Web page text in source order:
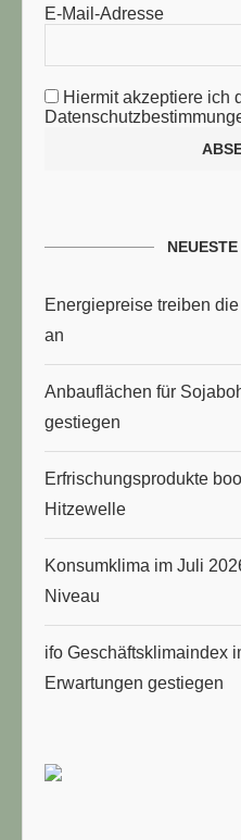
E-Mail-Adresse
Hiermit akzeptiere ich
Energiepreise treiben
an
Anbauflächen für
gestiegen
Erfrischungsprodukte
Hitzewelle
Konsumklima im Juli
Niveau
ifo Geschäftsklimaindex
Erwartungen gestiegen